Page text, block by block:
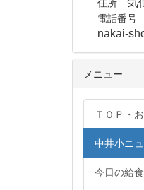
気
電話番号
nakai-
メニュー
ＴＯＰ・
中井小ニ
今日の給食